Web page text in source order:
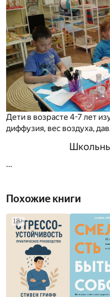
Дети в возрасте 4-7 лет
диффузия, вес воздуха,
...
Похожие книги